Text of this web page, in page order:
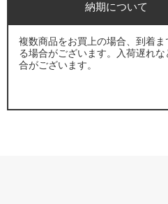
納期について
複数商品をお買上の場合、到着
る場合がございます。入荷遅れ
合がございます。